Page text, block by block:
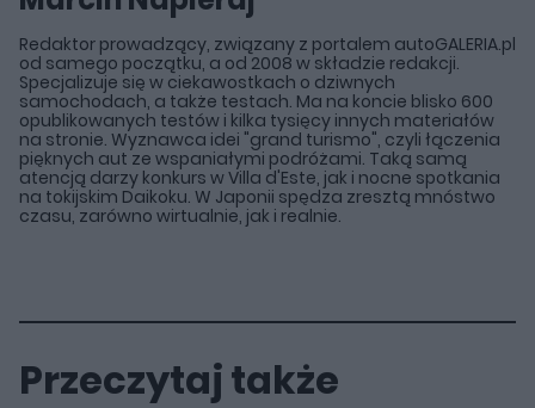
Redaktor prowadzący, związany z portalem autoGALERIA.pl
od samego początku, a od 2008 w składzie redakcji.
Specjalizuje się w ciekawostkach o dziwnych
samochodach, a także testach. Ma na koncie blisko 600
opublikowanych testów i kilka tysięcy innych materiałów
na stronie. Wyznawca idei "grand turismo", czyli łączenia
pięknych aut ze wspaniałymi podróżami. Taką samą
atencją darzy konkurs w Villa d'Este, jak i nocne spotkania
na tokijskim Daikoku. W Japonii spędza zresztą mnóstwo
czasu, zarówno wirtualnie, jak i realnie.
Przeczytaj także